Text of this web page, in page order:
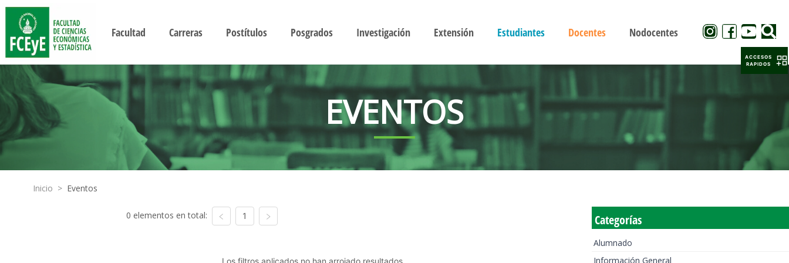
Facultad Carreras Postítulos Posgrados Investigación Extensión Estudiantes Docentes Nodocentes
EVENTOS
Inicio > Eventos
0 elementos en total: 1
Los filtros aplicados no han arrojado resultados
Categorías
Alumnado
Información General
ACCESOS
RAPIDOS